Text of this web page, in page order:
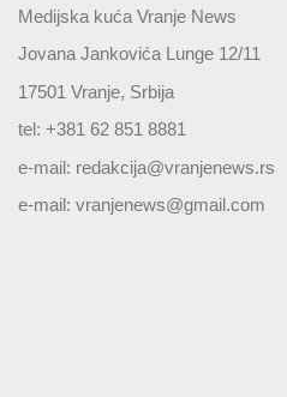
Medijska kuća Vranje News
Jovana Jankovića Lunge 12/11
17501 Vranje, Srbija
tel: +381 62 851 8881
e-mail: redakcija@vranjenews.rs
e-mail: vranjenews@gmail.com